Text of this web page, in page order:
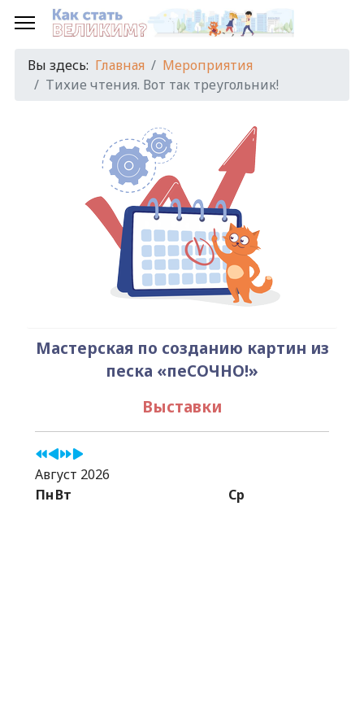
Вы здесь: Главная
Мероприятия
Тихие чтения. Вот так треугольник!
Мастерская по созданию картин из
песка «пеСОЧНО!»
Выставки
годмесяц
годмесяц
Август 2026
ПнВт Ср